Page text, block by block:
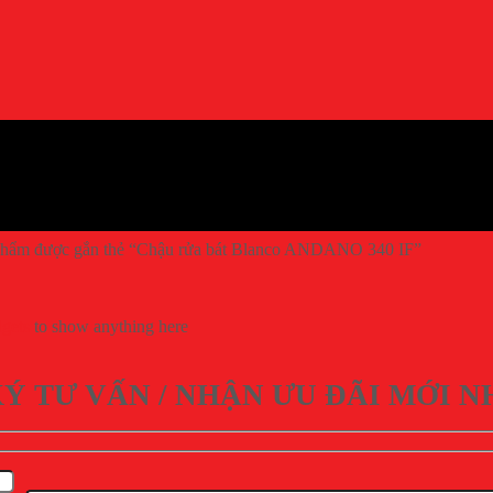
được gắn thẻ “Chậu rửa bát Blanco ANDANO 340 IF”
to show anything here
TƯ VẤN / NHẬN ƯU ĐÃI MỚI